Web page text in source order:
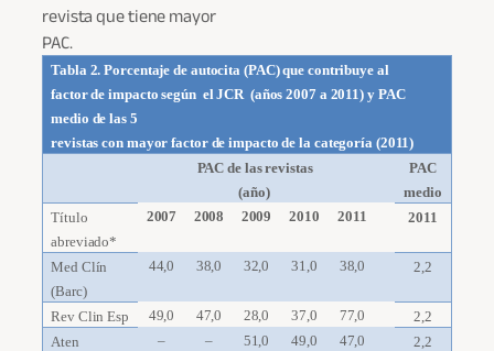
revista que tiene mayor
PAC.
Tabla 2. Porcentaje de autocita (PAC) que contribuye al
factor de impacto según el JCR (años 2007 a 2011) y PAC
medio de las 5
revistas con mayor factor de impacto de la categoría (2011)
PAC de las revistas
(año)
PAC
medio
Título
abreviado*
2007 2008 2009 2010 2011 2011
Med Clín
(Barc)
44,0 38,0 32,0 31,0 38,0 2,2
Rev Clin Esp 49,0 47,0 28,0 37,0 77,0
2,2
Aten
– – 51,0 49,0 47,0 2,2